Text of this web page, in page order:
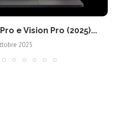
e Vision Pro (2025)...
2025